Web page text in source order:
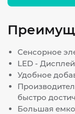
Сенсорное
LED - Дисплей
Удобное
быстро
Большая